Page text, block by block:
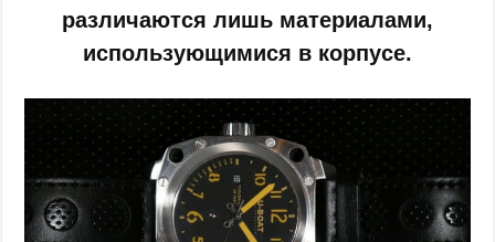
различаются лишь материалами,
использующимися в корпусе.